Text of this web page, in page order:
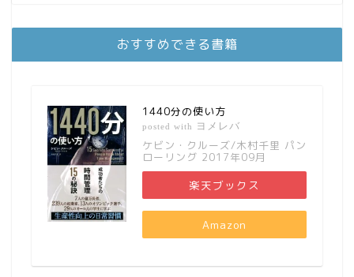
おすすめできる書籍
1440分の使い方
posted with ヨメレバ
ケビン・クルーズ/木村千里 パン
ローリング 2017年09月
楽天ブックス
Amazon